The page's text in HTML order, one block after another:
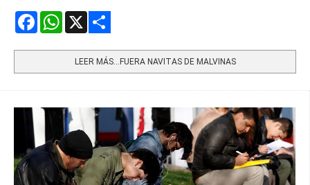
FacebookWhatsApp
LEER MÁS…FUERA NAVITAS DE MALVINAS